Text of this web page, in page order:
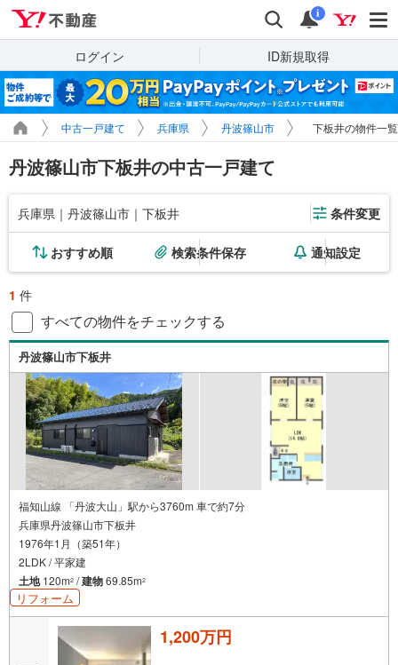
検索 通知
i
ログイン ID新規取得
中古一戸建て 兵庫県 丹波篠山市 下板井の物件一覧
丹波篠山市下板井の中古一戸建て
兵庫県｜丹波篠山市｜下板井 条件変更
おすすめ順 検索条件保存 通知設定
1 件
すべての物件をチェックする
丹波篠山市下板井
福知山線 「丹波大山」駅から3760m 車で約7分
兵庫県丹波篠山市下板井
1976年1月（築51年）
2LDK / 平家建
土地120m2 /建物69.85m2
リフォーム
1,200万円